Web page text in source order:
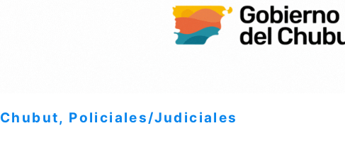
Chubut, Policiales/Judiciales